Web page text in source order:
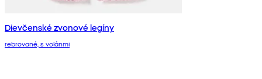
Dievčenské zvonové legíny
rebrované, s volánmi